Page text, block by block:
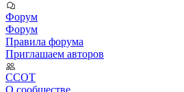
Форум
Форум
Правила форума
Приглашаем авторов
ССОТ
О сообществе